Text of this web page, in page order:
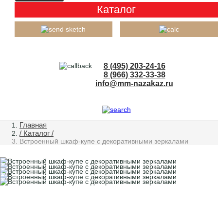
Каталог
8 (495) 203-24-16
8 (966) 332-33-38
info@mm-nazakaz.ru
Главная
/ Каталог /
Встроенный шкаф-купе с декоративными зеркалами